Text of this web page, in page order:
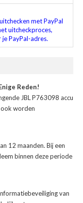
met PayPal
uitcheckproces,
PayPal-adres.
Reden!
JBL P763098 accu
worden
12 maanden. Bij een
binnen deze periode
van